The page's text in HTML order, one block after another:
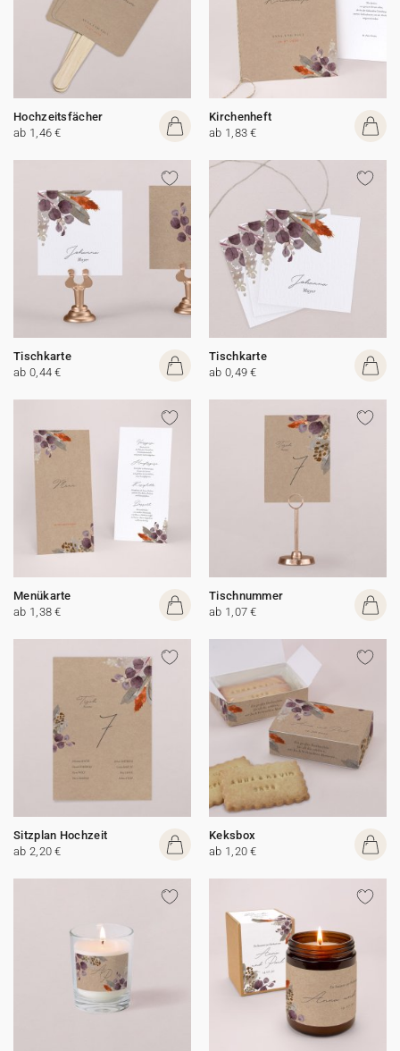
Hochzeitsfächer
ab 1,46 €
Kirchenheft
ab 1,83 €
Tischkarte
ab 0,44 €
Tischkarte
ab 0,49 €
Menükarte
ab 1,38 €
Tischnummer
ab 1,07 €
Sitzplan Hochzeit
ab 2,20 €
Keksbox
ab 1,20 €